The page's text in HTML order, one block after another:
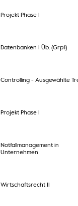
Projekt Phase I
Datenbanken I Üb. (Grp1)
Controlling - Ausgewählte
Projekt Phase I
Notfallmanagement in
Unternehmen
Wirtschaftsrecht II